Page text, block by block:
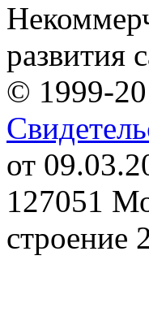
развития
© 1999-
от
127051
строение